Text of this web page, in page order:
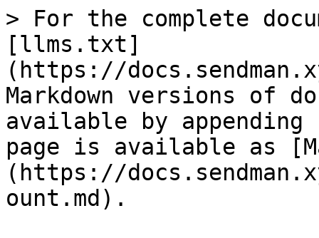
> For the complete
[llms.txt]
(https://
Markdown versions of
available by
page is available as
(https://
ount.md).